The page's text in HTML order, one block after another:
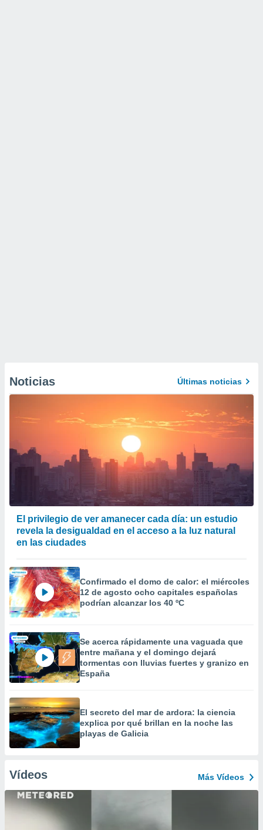
Noticias Últimas noticias
El privilegio de ver amanecer cada día: un estudio
revela la desigualdad en el acceso a la luz natural
en las ciudades
Confirmado el domo de calor: el miércoles
12 de agosto ocho capitales españolas
podrían alcanzar los 40 ºC
Se acerca rápidamente una vaguada que
entre mañana y el domingo dejará
tormentas con lluvias fuertes y granizo en
España
El secreto del mar de ardora: la ciencia
explica por qué brillan en la noche las
playas de Galicia
Vídeos Más Vídeos